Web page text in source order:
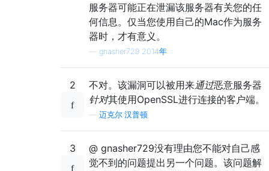
服务器可能正在泄漏该服务器有关您的任
何信息。仅当您使用自己的Mac作为服务
器时，才有意义。
gnasher729 2014年
2 不对。该漏洞可以被用来通过恶意服务器
针对其使用OpenSSL进行连接的客户端。
迈克尔·汉普顿
3
@ gnasher729没有理由您不能对自己感
觉不到的问题提出另一个问题。该问题解